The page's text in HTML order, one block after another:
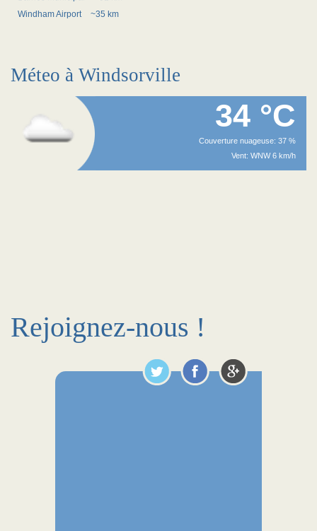
Windham Airport
~35 km
Méteo à Windsorville
34 °C
Couverture nuageuse: 37 %
Vent: WNW 6 km/h
Rejoignez-nous !